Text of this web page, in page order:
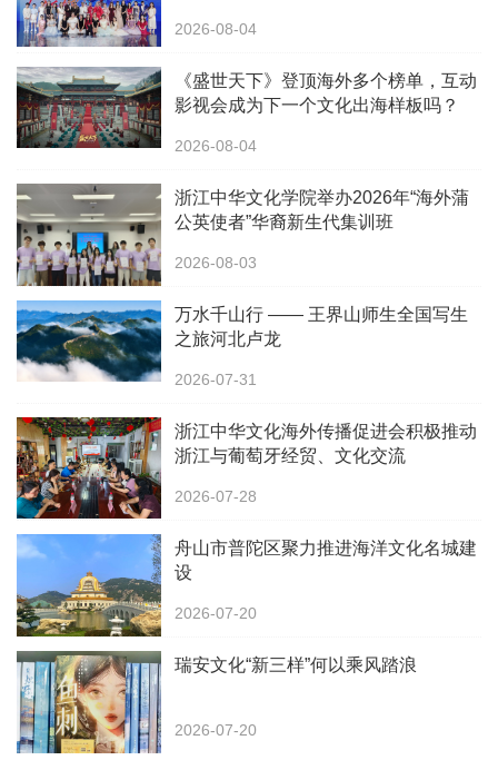
2026-08-04
《盛世天下》登顶海外多个榜单，互动
影视会成为下一个文化出海样板吗？
2026-08-04
浙江中华文化学院举办2026年“海外蒲
公英使者”华裔新生代集训班
2026-08-03
万水千山行 —— 王界山师生全国写生
之旅河北卢龙
2026-07-31
浙江中华文化海外传播促进会积极推动
浙江与葡萄牙经贸、文化交流
2026-07-28
舟山市普陀区聚力推进海洋文化名城建
设
2026-07-20
瑞安文化“新三样”何以乘风踏浪
2026-07-20